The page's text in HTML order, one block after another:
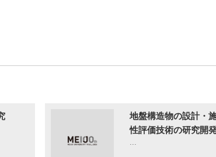
地盤構造物の設計・
性評価技術の研究開
...